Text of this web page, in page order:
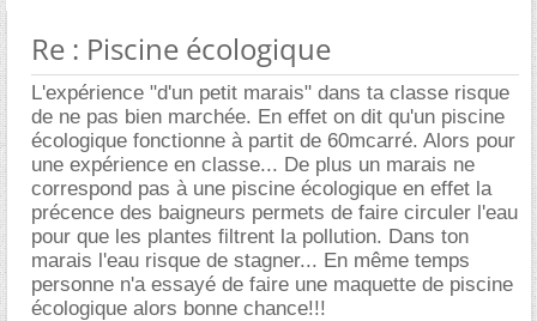
Re : Piscine écologique
L'expérience "d'un petit marais" dans ta classe risque
de ne pas bien marchée. En effet on dit qu'un piscine
écologique fonctionne à partit de 60mcarré. Alors pour
une expérience en classe... De plus un marais ne
correspond pas à une piscine écologique en effet la
précence des baigneurs permets de faire circuler l'eau
pour que les plantes filtrent la pollution. Dans ton
marais l'eau risque de stagner... En même temps
personne n'a essayé de faire une maquette de piscine
écologique alors bonne chance!!!